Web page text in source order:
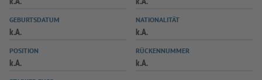
SPIELPLUS
GEBURTSDATUM
k.A.
NATIONALITÄT
k.A.
POSITION
k.A.
RÜCKENNUMMER
k.A.